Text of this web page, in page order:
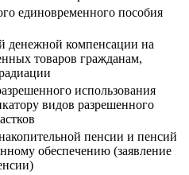
единовременного пособия
денежной компенсации на
товаров гражданам,
использования
видов разрешенного
пенсии и пенсий
обеспечению (заявление